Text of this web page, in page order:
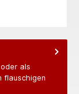
als
flauschigen